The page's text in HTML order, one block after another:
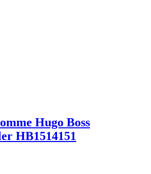
Hugo Boss
HB1514151